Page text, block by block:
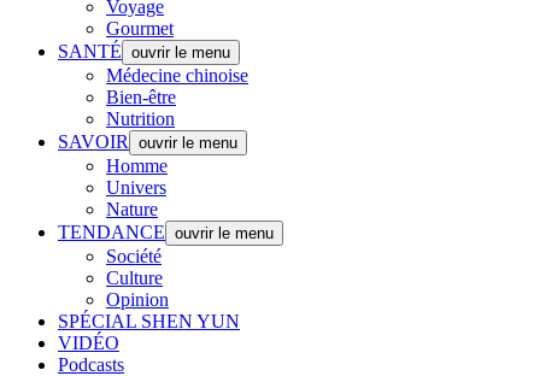
Voyage
Gourmet
SANTÉ ouvrir le menu
Médecine chinoise
Bien-être
Nutrition
SAVOIR
ouvrir le menu
Homme
Univers
Nature
TENDANCE ouvrir le menu
Société
Culture
Opinion
SPÉCIAL SHEN YUN
VIDÉO
Podcasts